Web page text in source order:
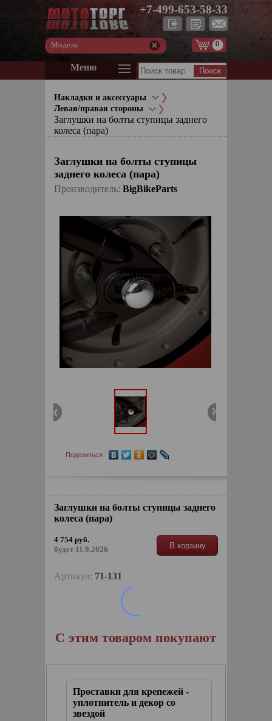
+7-499-653-58-33
Модель 0
Меню
Накладки и аксессуары
Левая/правая стороны
Заглушки на болты ступицы заднего
колеса (пара)
Заглушки на болты ступицы
заднего колеса (пара)
Производитель: BigBikeParts
Поделиться
Заглушки на болты ступицы заднего
колеса (пара)
4 754 руб.
будет 11.9.2026
В корзину
Артикул: 71-131
С этим товаром покупают
Проставки для крепежей -
уплотнитель и декор со
звездой